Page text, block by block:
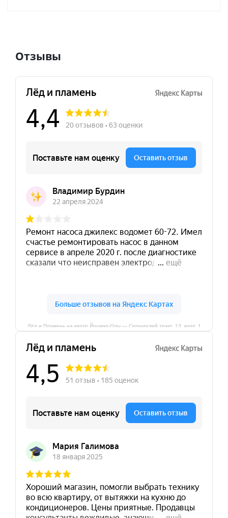
Отзывы
Лёд и Пламень на карте Йошкар‑Олы — Сернурский тракт, 13, корп. 1